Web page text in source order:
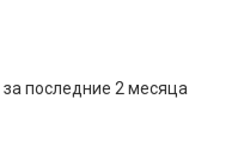
за последние 2 месяца